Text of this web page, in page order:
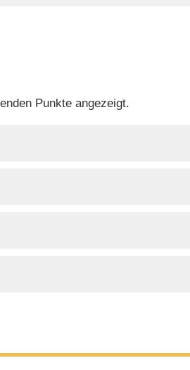
Punkte angezeigt.